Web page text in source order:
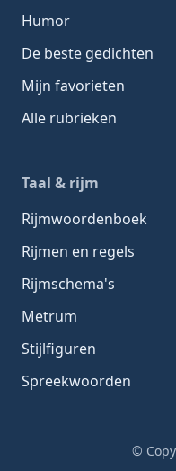
Humor
De beste gedichten
Mijn favorieten
Alle rubrieken
Taal & rijm
Rijmwoordenboek
Rijmen en regels
Rijmschema's
Metrum
Stijlfiguren
Spreekwoorden
©